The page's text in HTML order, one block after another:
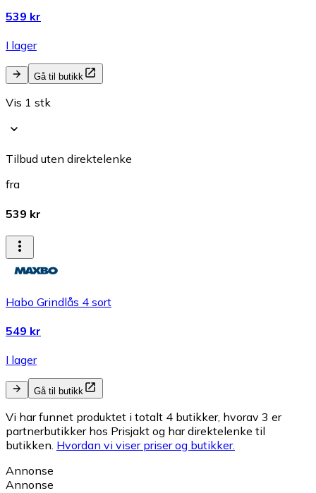
539 kr
I lager
Gå til butikk
Vis 1 stk
Tilbud uten direktelenke
fra
539 kr
Habo Grindlås 4 sort
549 kr
I lager
Gå til butikk
Vi har funnet produktet i totalt 4 butikker, hvorav 3 er
partnerbutikker hos Prisjakt og har direktelenke til
butikken. Hvordan vi viser priser og butikker.
Annonse
Annonse